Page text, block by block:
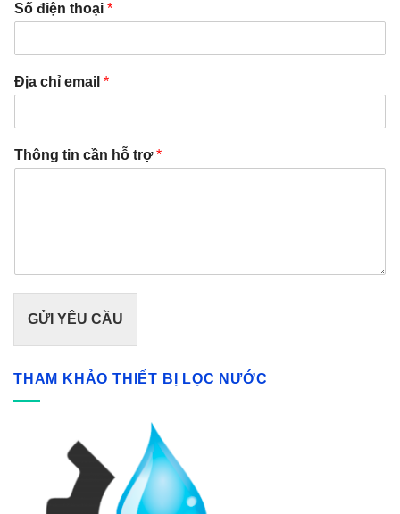
Số điện thoại *
Địa chỉ email *
Thông tin cần hỗ trợ*
GỬI YÊU CẦU
THAM KHẢO THIẾT BỊ LỌC NƯỚC